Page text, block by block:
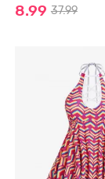
8.99 37.99